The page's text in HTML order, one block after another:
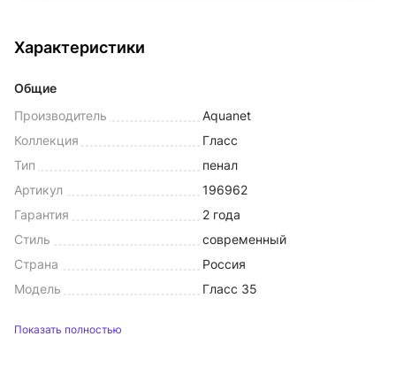
Характеристики
Общие
Производитель
Aquanet
Коллекция
Гласс
Тип
пенал
Артикул
196962
Гарантия
2 года
Стиль
современный
Страна
Россия
Модель
Гласс 35
Показать полностью